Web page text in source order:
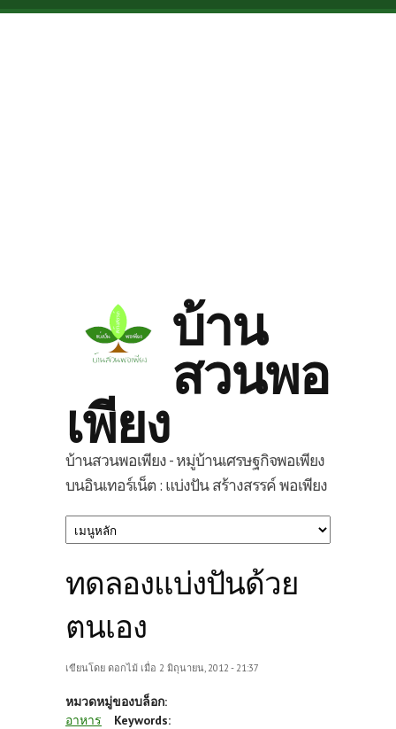
Skip to main content
บ้าน
สวนพอ
เพียง
บ้านสวนพอเพียง - หมู่บ้านเศรษฐกิจพอเพียง
บนอินเทอร์เน็ต : แบ่งปัน สร้างสรรค์ พอเพียง
ทดลองแบ่งปันด้วย
ตนเอง
เขียนโดย ดอกไม้ เมื่อ 2 มิถุนายน, 2012 - 21:37
หมวดหมู่ของบล็อก:
อาหาร
Keywords: